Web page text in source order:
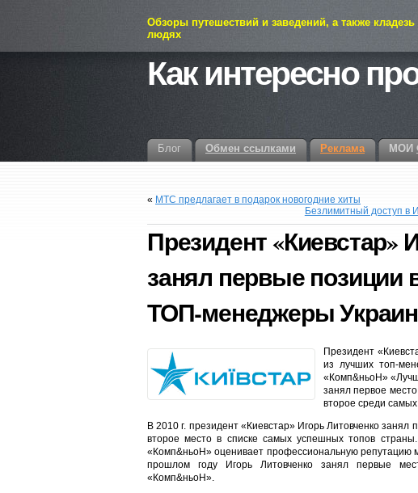
Обзоры путешествий и заведений, а также
людях
Как интересно
Блог Обмен ссылками Реклама МОИ
« МТС предлагает в подарок новогодние хиты
Безлимитный доступ в
Президент «Киевстар»
занял первые позиции
ТОП-менеджеры
Президент
из лучших топ-
«Комп&ньоН»
занял первое
второе среди
В 2010 г. президент «Киевстар» Игорь Литовченко
второе место в списке самых успешных топов
«Комп&ньоН» оценивает профессиональную репутацию
прошлом году Игорь Литовченко занял первые
«Комп&ньоН».